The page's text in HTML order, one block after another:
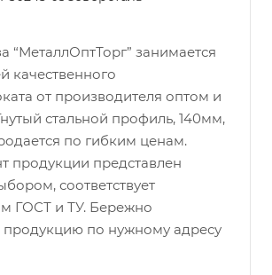
“МеталлОптТорг” занимается
качественного
от производителя оптом и
стальной профиль, 140мм,
по гибким ценам.
продукции представлен
соответствует
ГОСТ и ТУ. Бережно
продукцию по нужному адресу